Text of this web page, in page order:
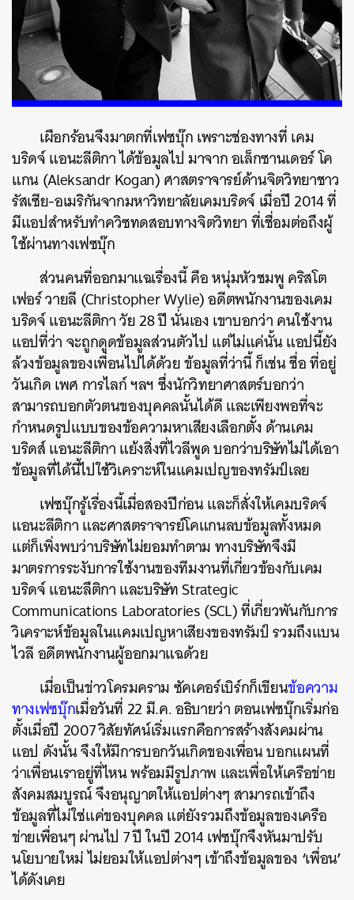
เผือกร้อนจึงมาตกที่เฟซบุ๊ก เพราะช่องทางที่ เคม
บริดจ์ แอนะลีติกา ได้ข้อมูลไป มาจาก อเล็กซานเดอร์ โค
แกน (Aleksandr Kogan) ศาสตราจารย์ด้านจิตวิทยาชาว
รัสเซีย-อเมริกันจากมหาวิทยาลัยเคมบริดจ์ เมื่อปี 2014 ที่
มีแอปสำหรับทำควิซทดสอบทางจิตวิทยา ที่เชื่อมต่อถึงผู้
ใช้ผ่านทางเฟซบุ๊ก
ส่วนคนที่ออกมาแฉเรื่องนี้ คือ หนุ่มหัวชมพู คริสโต
เฟอร์ วายลี (Christopher Wylie) อดีตพนักงานของเคม
บริดจ์ แอนะลีติกา วัย 28 ปี นั่นเอง เขาบอกว่า คนใช้งาน
แอปที่ว่า จะถูกดูดข้อมูลส่วนตัวไป แต่ไม่แค่นั้น แอปนี้ยัง
ล้วงข้อมูลของเพื่อนไปได้ด้วย ข้อมูลที่ว่านี้ ก็เช่น ชื่อ ที่อยู่
วันเกิด เพศ การไลก์ ฯลฯ ซึ่งนักวิทยาศาสตร์บอกว่า
สามารถบอกตัวตนของบุคคลนั้นได้ดี และเพียงพอที่จะ
กำหนดรูปแบบของข้อความหาเสียงเลือกตั้ง ด้านเคม
บริดส์ แอนะลีติกา แย้งสิ่งที่ไวลีพูด บอกว่าบริษัทไม่ได้เอา
ข้อมูลที่ได้นี้ไปใช้วิเคราะห์ในแคมเปญของทรัมป์เลย
เฟซบุ๊กรู้เรื่องนี้เมื่อสองปีก่อน และก็สั่งให้เคมบริดจ์
แอนะลีติกา และศาสตราจารย์โคแกนลบข้อมูลทั้งหมด
แต่ก็เพิ่งพบว่าบริษัทไม่ยอมทำตาม ทางบริษัทจึงมี
มาตรการระงับการใช้งานของทีมงานที่เกี่ยวข้องกับเคม
บริดจ์ แอนะลึติกา และบริษัท Strategic
Communications Laboratories (SCL) ที่เกี่ยวพันกับการ
วิเคราะห์ข้อมูลในแคมเปญหาเสียงของทรัมป์ รวมถึงแบน
ไวลี อดีตพนักงานผู้ออกมาแฉด้วย
เมื่อเป็นข่าวโครมคราม ซัคเคอร์เบิร์กก็เขียนข้อความ
ทางเฟซบุ๊กเมื่อวันที่ 22 มี.ค. อธิบายว่า ตอนเฟซบุ๊กเริ่มก่อ
ตั้งเมื่อปี 2007 วิสัยทัศน์เริ่มแรกคือการสร้างสังคมผ่าน
แอป ดังนั้น จึงให้มีการบอกวันเกิดของเพื่อน บอกแผนที่
ว่าเพื่อนเราอยู่ที่ไหน พร้อมมีรูปภาพ และเพื่อให้เครือข่าย
สังคมสมบูรณ์ จึงอนุญาตให้แอปต่างๆ สามารถเข้าถึง
ข้อมูลที่ไม่ใช่แค่ของบุคคล แต่ยังรวมถึงข้อมูลของเครือ
ข่ายเพื่อนๆ ผ่านไป 7 ปี ในปี 2014 เฟซบุ๊กจึงหันมาปรับ
นโยบายใหม่ ไม่ยอมให้แอปต่างๆ เข้าถึงข้อมูลของ ‘เพื่อน’
ได้ดังเคย